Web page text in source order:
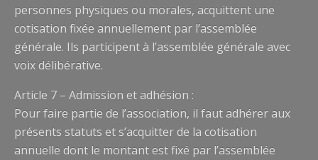
personnes physiques ou morales, acquittent une
cotisation fixée annuellement par l’assemblée
générale. Ils participent à l’assemblée générale avec
voix délibérative.
Article 7 – Admission et adhésion :
Pour faire partie de l’association, il faut adhérer aux
présents statuts et s’acquitter de la cotisation
annuelle dont le montant est fixé par l’assemblée